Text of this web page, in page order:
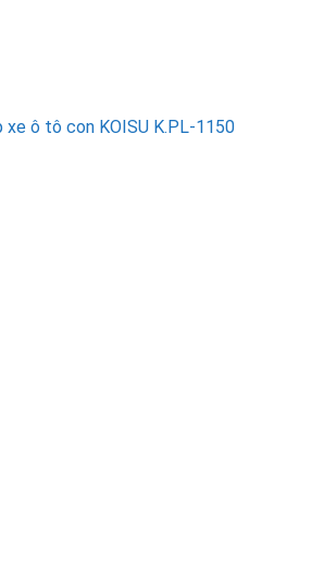
xe ô tô con KOISU K.PL-1150